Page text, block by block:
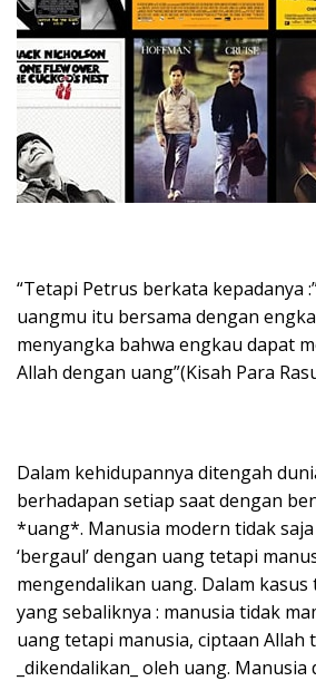
“Tetapi Petrus berkata kepadanya
uangmu itu bersama dengan
menyangka bahwa engkau dapat
Allah dengan uang”(Kisah Para
Dalam kehidupannya ditengah
berhadapan setiap saat dengan
*uang*. Manusia modern tidak
‘bergaul’ dengan uang tetapi
mengendalikan uang. Dalam
yang sebaliknya : manusia tidak
uang tetapi manusia, ciptaan
_dikendalikan_ oleh uang.